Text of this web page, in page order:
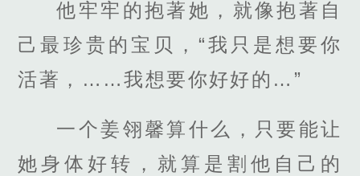
他牢牢的抱著她，就像抱著自
己最珍贵的宝贝，“我只是想要你
活著，……我想要你好好的…”
一个姜翎馨算什么，只要能让
她身体好转，就算是割他自己的